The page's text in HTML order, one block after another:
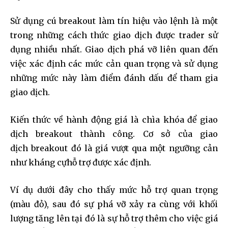
SUBSCRIBERS and be part of the
conversation.
To subscribe, simply enter your email address on our website
or click the subscribe button below. Don't worry, we respect
your privacy and won't spam your inbox. Your information is
safe with us.
SUBSCRIBE
32,111 32,214 11,243
Sử dụng cú breakout làm tín hiệu vào lệnh là một
trong những cách thức giao dịch được trader sử
dụng nhiều nhất. Giao dịch phá vỡ liên quan đến
việc xác định các mức cản quan trọng và sử dụng
những mức này làm điểm đánh dấu để tham gia
giao dịch.
Kiến thức về hành động giá là chìa khóa để giao
dịch breakout thành công. Cơ sở của giao
dịch breakout đó là giá vượt qua một ngưỡng cản
như kháng cựhỗ trợ được xác định.
Ví dụ dưới đây cho thấy mức hỗ trợ quan trọng
(màu đỏ), sau đó sự phá vỡ xảy ra cùng với khối
lượng tăng lên tại đó là sự hỗ trợ thêm cho việc giá